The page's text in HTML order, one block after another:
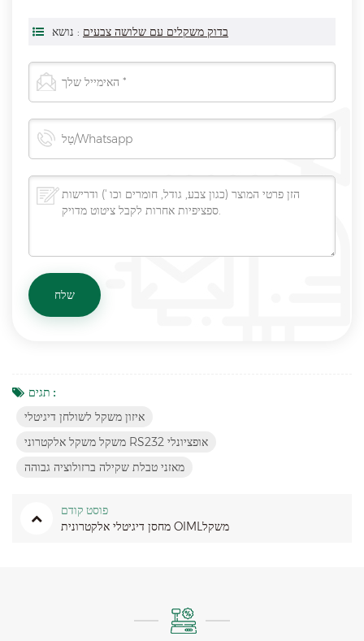
נושא : בדוק משקלים עם שלושה צבעים
תגים :
איזון משקל לשולחן דיגיטלי
משקל משקל אלקטרוני RS232 אופציונלי
מאזני טבלת שקילה ברזולוציה גבוהה
פוסט קודם
מחסן דיגיטלי אלקטרונית OIMLמשקל